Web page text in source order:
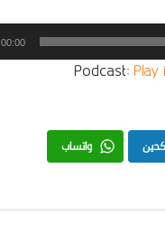
00:00
Podcast:
واتساب